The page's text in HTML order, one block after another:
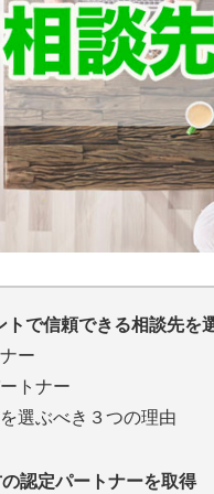
トで信頼できる相談先を
ー
トナー
選ぶべき３つの理由
認定パートナーを取得